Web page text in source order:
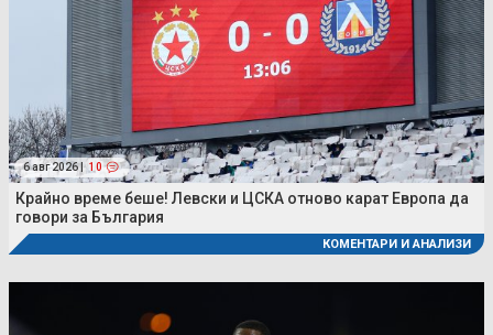
6 авг 2026 | 10
Крайно време беше! Левски и ЦСКА отново карат Европа да
говори за България
КОМЕНТАРИ И АНАЛИЗИ